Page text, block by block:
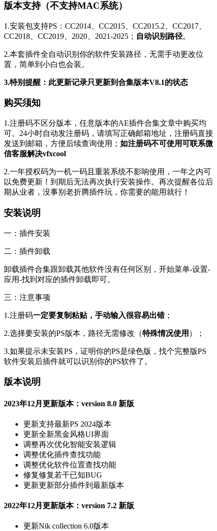
版本支持（不支持MAC系统）
1.安装包支持PS：CC2014、CC2015、CC2015.2、CC2017、
CC2018、CC2019、2020、2021-2025； 自动识别路径。
2.本套插件全自动识别你的软件安装路径，无需手动更改位
置，简单到小白也会装。
3.特别提醒：此更新记录只更新到合集版本V8.1的状态
购买须知
1.注册码不区分版本，任意版本的AE插件合集文章中购买均
可。24小时自动发注册码，请填写正确邮箱地址，注册码直接
发送到邮箱，方便后续查询使用； 如注册码不可使用可联系微
信客服解决vfxcool
2.一年授权码为一机一码且重装系统不影响使用，一年之内可
以免费更新！到期后无法再次执行安装操作。再次提醒各位后
期从业者，没事别老折腾插件玩，你需要的能用就行！
安装说明
一：插件安装
二：插件卸载
卸载插件合集跟卸载其他软件没有任何区别，开始菜单-设置-
应用-找到对应的插件卸载即可。
三：注意事项
1.注册码一定要复制粘贴，手动输入很容易出错；
2.选择要安装的PS版本，路径无需修改（特殊情况使用 ）；
3.如果提示未安装PS，证明你的PS是绿色版，找个完整版PS
软件安装后插件就可以识别你的PS软件了。
版本说明
2023年12月更新版本：version 8.0 新版
更新支持最新PS 2024版本
更新全新黑金风格UI界面
调整再次优化智能安装逻辑
调整优化插件查找功能
调整优化软件位置查找功能
修复修复若干已知BUG
更新更新部分插件到最新版本
2022年12月更新版本：version 7.2 新版
更新Nik collection 6.0版本